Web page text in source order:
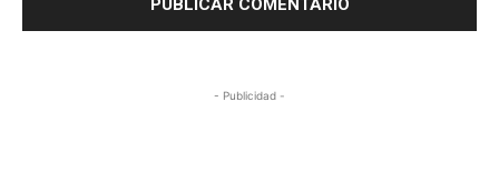
- Publicidad -